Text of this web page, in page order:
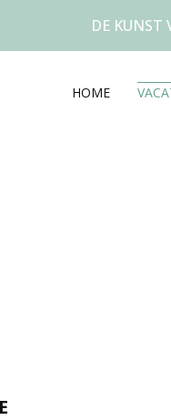
DE KUNST
HOME